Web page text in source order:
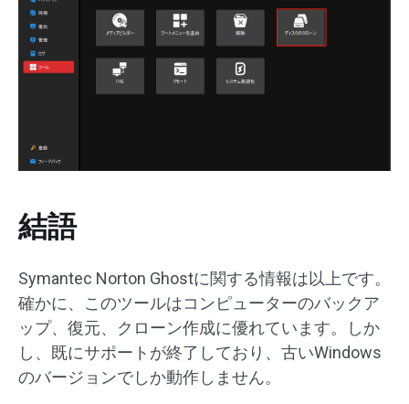
結語
Symantec Norton Ghostに関する情報は以上です。
確かに、このツールはコンピューターのバックア
ップ、復元、クローン作成に優れています。しか
し、既にサポートが終了しており、古いWindows
のバージョンでしか動作しません。